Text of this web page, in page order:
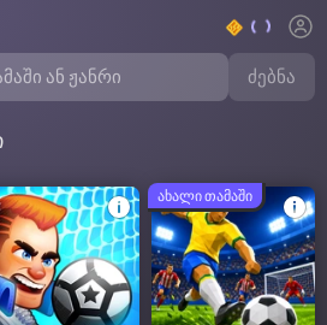
ძებნა
ახალი თამაში